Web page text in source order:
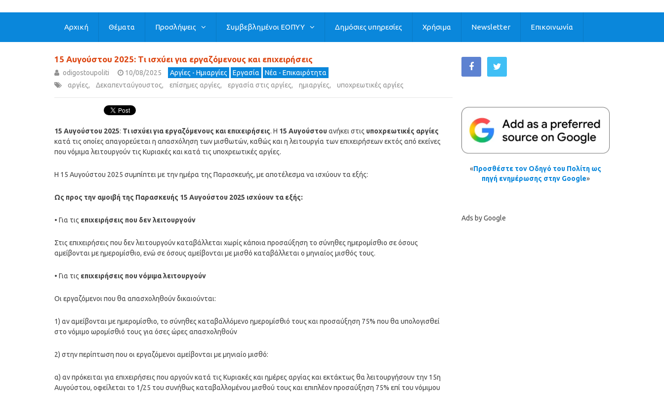
Αρχική Θέματα Προσλήψεις Συμβεβλημένοι ΕΟΠΥΥ Δημόσιες υπηρεσίες Χρήσιμα Newsletter Επικοινωνία
15 Αυγούστου 2025: Τι ισχύει για εργαζόμενους και επιχειρήσεις
odigostoupoliti 10/08/2025 Αργίες - Ημιαργίες Εργασία
Νέα - Επικαιρότητα
αργίες, Δεκαπενταύγουστος, επίσημες αργίες, εργασία στις αργίες, ημιαργίες, υποχρεωτικές αργίες
15 Αυγούστου 2025: Τι ισχύει για εργαζόμενους και επιχειρήσεις. Η 15 Αυγούστουανήκει στις υποχρεωτικές αργίες
κατά τις οποίες απαγορεύεται η απασχόληση των μισθωτών, καθώς και η λειτουργία των επιχειρήσεων εκτός από εκείνες
που νόμιμα λειτουργούν τις Κυριακές και κατά τις υποχρεωτικές αργίες.
Η 15 Αυγούστου 2025 συμπίπτει με την ημέρα της Παρασκευής, με αποτέλεσμα να ισχύουν τα εξής:
Ως προς την αμοιβή της Παρασκευής 15 Αυγούστου 2025 ισχύουν τα εξής:
• Για τις επιχειρήσεις που δεν λειτουργούν
Στις επιχειρήσεις που δεν λειτουργούν καταβάλλεται χωρίς κάποια προσαύξηση το σύνηθες ημερομίσθιο σε όσους
αμείβονται με ημερομίσθιο, ενώ σε όσους αμείβονται με μισθό καταβάλλεται ο μηνιαίος μισθός τους.
• Για τις επιχειρήσεις που νόμιμα λειτουργούν
Οι εργαζόμενοι που θα απασχοληθούν δικαιούνται:
1) αν αμείβονται με ημερομίσθιο, το σύνηθες καταβαλλόμενο ημερομίσθιό τους και προσαύξηση 75% που θα υπολογισθεί
στο νόμιμο ωρομίσθιό τους για όσες ώρες απασχοληθούν
2) στην περίπτωση που οι εργαζόμενοι αμείβονται με μηνιαίο μισθό:
α) αν πρόκειται για επιχειρήσεις που αργούν κατά τις Κυριακές και ημέρες αργίας και εκτάκτως θα λειτουργήσουν την 15η
Αυγούστου, οφείλεται το 1/25 του συνήθως καταβαλλομένου μισθού τους και επιπλέον προσαύξηση 75% επί του νόμιμου
«Προσθέστε τον Οδηγό του Πολίτη ως
πηγή ενημέρωσης στην Google»
Ads by Google